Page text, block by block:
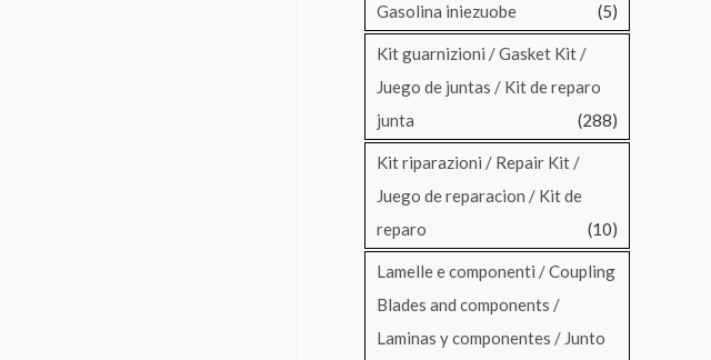
Gasolina iniezuobe
(5)
Kit guarnizioni / Gasket Kit /
Juego de juntas / Kit de reparo
junta
(288)
Kit riparazioni / Repair Kit /
Juego de reparacion / Kit de
reparo
(10)
Lamelle e componenti / Coupling
Blades and components /
Laminas y componentes / Junto